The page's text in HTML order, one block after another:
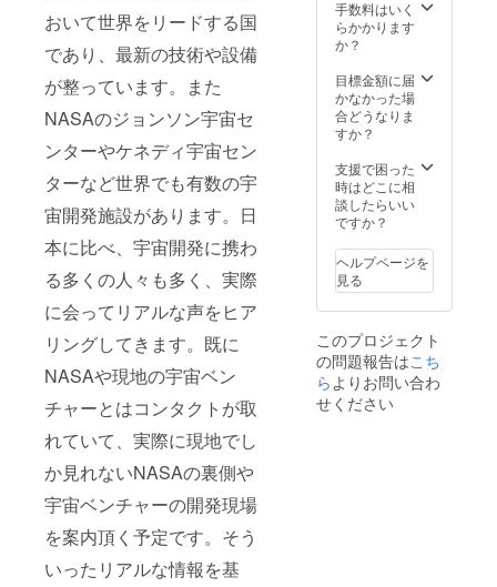
おいて世界をリードする国
であり、最新の技術や設備
が整っています。また
NASAのジョンソン宇宙セ
ンターやケネディ宇宙セン
ターなど世界でも有数の宇
宙開発施設があります。日
本に比べ、宇宙開発に携わ
る多くの人々も多く、実際
に会ってリアルな声をヒア
リングしてきます。既に
NASAや現地の宇宙ベン
チャーとはコンタクトが取
れていて、実際に現地でし
か見れないNASAの裏側や
宇宙ベンチャーの開発現場
を案内頂く予定です。そう
いったリアルな情報を基
カー
・数
品サイ
ズ：一
般的な
㎡）
・素
材：ミ
ラー
紙 ・
デザイ
ン：
Amater
Space
のロゴ
ステッ
カー/NA
メリカ
への挑
しくお
願いし
ます！
には心
を込め
て感謝
のメッ
を送ら
せてい
ただき
ます。
要】
・提
供内
容：ラ
ンチ券
限定の
オープ
ン
トを開
設しま
す。応
援頂い
限定で
ご招待
させて
頂きま
航期間
中は、
その
オープ
チャッ
トで現
地アメ
リカの
宇宙開
して渡
航後、
「蓮
のラン
チ券を
提供し
ます！
メリカ
で何を
観て、
何を感
たの
か。生
の声を
届けま
アルで
会うか
らこそ
伝えら
れる宇
応援者
の方々
のご要
わせ、
柔軟に
対応さ
せて頂
す。
（個
人・法
人は問
ん/掲載
期間な
どご希
望があ
いま
す。）
また
「現地
視察・
手数料はいく
らかかります
か？
目標金額に届
かなかった場
合どうなりま
すか？
支援で困った
時はどこに相
談したらいい
ですか？
ヘルプページを
見る
このプロジェクト
の問題報告はこち
ら よりお問い合わ
せください